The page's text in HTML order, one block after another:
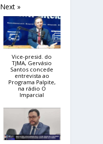
Next »
Vice-presid. do
TJMA, Gervásio
Santos concede
entrevista ao
Programa Palpite,
na rádio O
Imparcial